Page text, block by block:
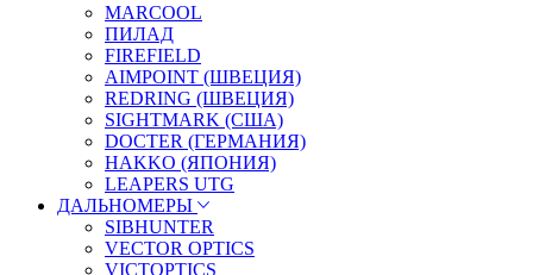
MARCOOL
ПИЛАД
FIREFIELD
AIMPOINT (ШВЕЦИЯ)
REDRING (ШВЕЦИЯ)
SIGHTMARK (США)
DOCTER (ГЕРМАНИЯ)
HAKKO (ЯПОНИЯ)
LEAPERS UTG
ДАЛЬНОМЕРЫ
SIBHUNTER
VECTOR OPTICS
VICTOPTICS